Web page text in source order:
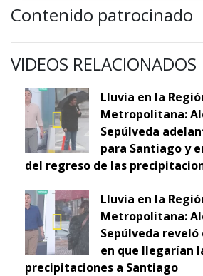
Contenido patrocinado
VIDEOS RELACIONADOS
Lluvia en la
Metropolitana:
Sepúlveda
para Santiago y
del regreso de las
Lluvia en la
Metropolitana:
Sepúlveda
en que llegarían
precipitaciones a Santiago